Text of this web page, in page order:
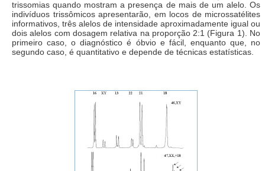
trissomias quando mostram a presença de mais de um alelo. Os
indivíduos trissômicos apresentarão, em locos de microssatélites
informativos, três alelos de intensidade aproximadamente igual ou
dois alelos com dosagem relativa na proporção 2:1 (Figura 1). No
primeiro caso, o diagnóstico é óbvio e fácil, enquanto que, no
segundo caso, é quantitativo e depende de técnicas estatísticas.